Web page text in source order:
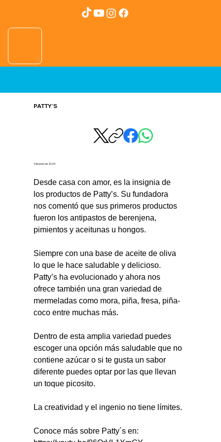
PATTY’S
4 de junio de 2024
Desde casa con amor, es la insignia de
los productos de Patty’s. Su fundadora
nos comentó que sus primeros productos
fueron los antipastos de berenjena,
pimientos y aceitunas u hongos.
Siempre con una base de aceite de oliva
lo que le hace saludable y delicioso.
Patty’s ha evolucionado y ahora nos
ofrece también una gran variedad de
mermeladas como mora, piña, fresa, piña-
coco entre muchas más.
Dentro de esta amplia variedad puedes
escoger una opción más saludable que no
contiene azúcar o si te gusta un sabor
diferente puedes optar por las que llevan
un toque picosito.
La creatividad y el ingenio no tiene límites.
Conoce más sobre Patty´s en: